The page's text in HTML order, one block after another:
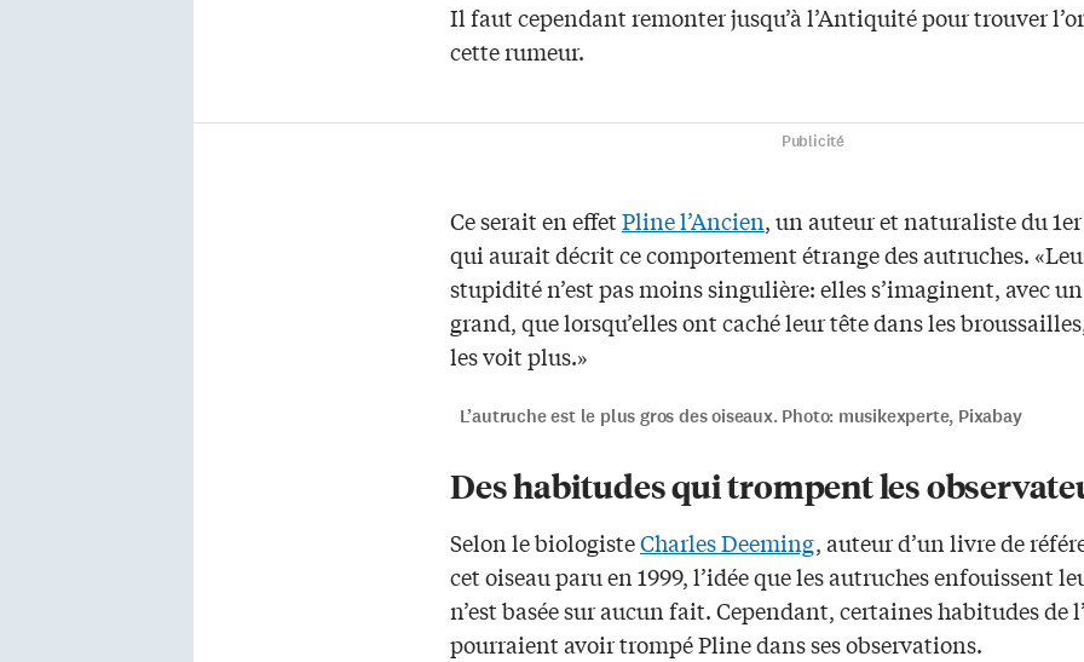
Il faut cependant remonter jusqu’à l’Antiquité pour trouver
cette rumeur.
Publicité
Ce serait en effetPline l’Ancien, un auteur et naturaliste du
qui aurait décrit ce comportement étrange des autruches.
stupidité n’est pas moins singulière: elles s’imaginent, avec
grand, que lorsqu’elles ont caché leur tête dans les
les voit plus.»
L’autruche est le plus gros des oiseaux. Photo: musikexperte, Pixabay
Des habitudes qui trompent les
Selon le biologisteCharles Deeming, auteur d’un livre de
cet oiseau paru en 1999, l’idée que les autruches enfouissent
n’est basée sur aucun fait. Cependant, certaines habitudes de
pourraient avoir trompé Pline dans ses observations.